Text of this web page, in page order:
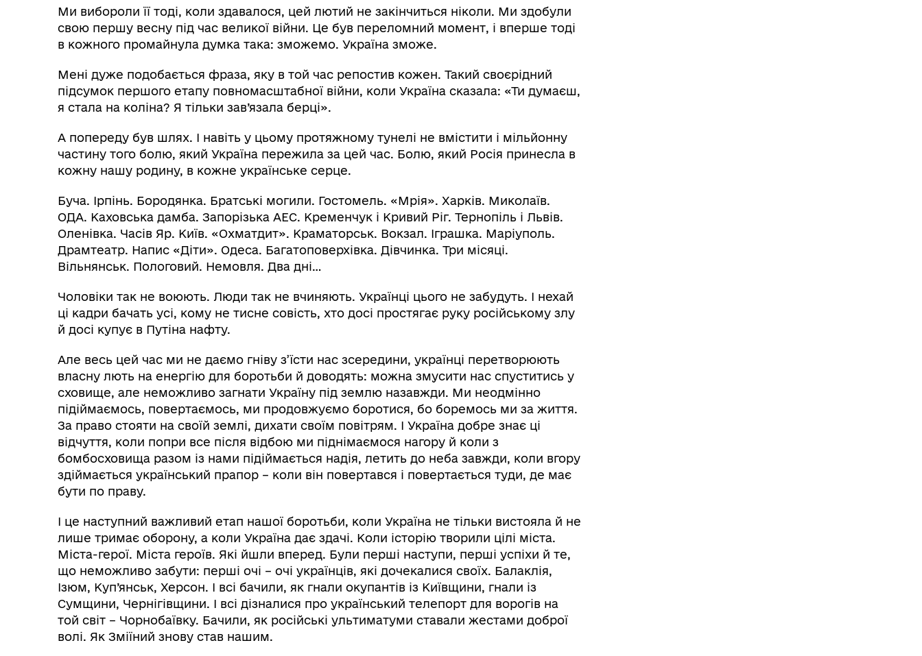
Ми вибороли її тоді, коли здавалося, цей лютий не закінчиться ніколи. Ми здобули
свою першу весну під час великої війни. Це був переломний момент, і вперше тоді
в кожного промайнула думка така: зможемо. Україна зможе.
Мені дуже подобається фраза, яку в той час репостив кожен. Такий своєрідний
підсумок першого етапу повномасштабної війни, коли Україна сказала: «Ти думаєш,
я стала на коліна? Я тільки зав’язала берці».
А попереду був шлях. І навіть у цьому протяжному тунелі не вмістити і мільйонну
частину того болю, який Україна пережила за цей час. Болю, який Росія принесла в
кожну нашу родину, в кожне українське серце.
Буча. Ірпінь. Бородянка. Братські могили. Гостомель. «Мрія». Харків. Миколаїв.
ОДА. Каховська дамба. Запорізька АЕС. Кременчук і Кривий Ріг. Тернопіль і Львів.
Оленівка. Часів Яр. Київ. «Охматдит». Краматорськ. Вокзал. Іграшка. Маріуполь.
Драмтеатр. Напис «Діти». Одеса. Багатоповерхівка. Дівчинка. Три місяці.
Вільнянськ. Пологовий. Немовля. Два дні…
Чоловіки так не воюють. Люди так не вчиняють. Українці цього не забудуть. І нехай
ці кадри бачать усі, кому не тисне совість, хто досі простягає руку російському злу
й досі купує в Путіна нафту.
Але весь цей час ми не даємо гніву з’їсти нас зсередини, українці перетворюють
власну лють на енергію для боротьби й доводять: можна змусити нас спуститись у
сховище, але неможливо загнати Україну під землю назавжди. Ми неодмінно
підіймаємось, повертаємось, ми продовжуємо боротися, бо боремось ми за життя.
За право стояти на своїй землі, дихати своїм повітрям. І Україна добре знає ці
відчуття, коли попри все після відбою ми піднімаємося нагору й коли з
бомбосховища разом із нами підіймається надія, летить до неба завжди, коли вгору
здіймається український прапор – коли він повертався і повертається туди, де має
бути по праву.
І це наступний важливий етап нашої боротьби, коли Україна не тільки вистояла й не
лише тримає оборону, а коли Україна дає здачі. Коли історію творили цілі міста.
Міста-герої. Міста героїв. Які йшли вперед. Були перші наступи, перші успіхи й те,
що неможливо забути: перші очі – очі українців, які дочекалися своїх. Балаклія,
Ізюм, Куп’янськ, Херсон. І всі бачили, як гнали окупантів із Київщини, гнали із
Сумщини, Чернігівщини. І всі дізналися про український телепорт для ворогів на
той світ – Чорнобаївку. Бачили, як російські ультиматуми ставали жестами доброї
волі. Як Зміїний знову став нашим.